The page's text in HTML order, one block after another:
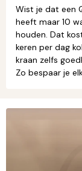
Wist je dat een
heeft maar 10
houden. Dat
keren per dag
kraan zelfs
Zo bespaar je